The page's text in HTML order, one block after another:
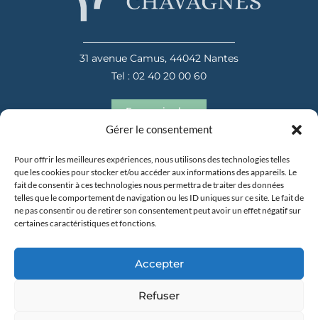
Gérer le consentement
Pour offrir les meilleures expériences, nous utilisons des technologies telles
que les cookies pour stocker et/ou accéder aux informations des appareils. Le
fait de consentir à ces technologies nous permettra de traiter des données
telles que le comportement de navigation ou les ID uniques sur ce site. Le fait de
ne pas consentir ou de retirer son consentement peut avoir un effet négatif sur
certaines caractéristiques et fonctions.
Accepter
Refuser
31 avenue Camus, 44042 Nantes
Tel : 02 40 20 00 60
En savoir plus
Tel : 02 40 20 00 60
En savoir plus